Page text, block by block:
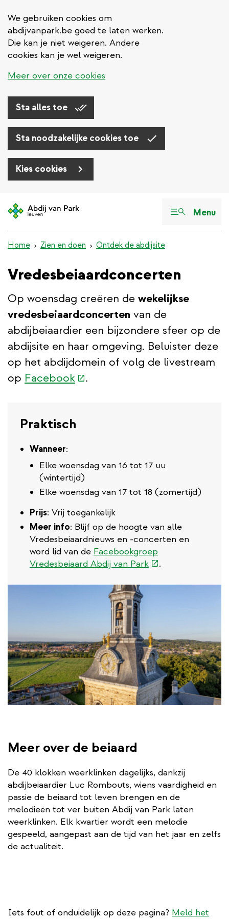
We gebruiken cookies om
abdijvanpark.be goed te laten werken.
Die kan je niet weigeren. Andere
cookies kan je wel weigeren.
Meer over onze cookies
Sta alles toe
Sta noodzakelijke cookies toe
Kies cookies
en
inhoud
Menu
Home Zien en doen Ontdek de abdijsite
Vredesbeiaardconcerten
Op woensdag creëren de wekelijkse
vredesbeiaardconcerten van de
abdijbeiaardier een bijzondere sfeer op de
abdijsite en haar omgeving. Beluister deze
op het abdijdomein of volg de livestream
op Facebook(externe
.
Praktisch
Wanneer:
Elke woensdag van 16 tot 17 uu
(wintertijd)
Elke woensdag van 17 tot 18 (zomertijd)
Prijs: Vrij toegankelijk
Meer info: Blijf op de hoogte van alle
Vredesbeiaardnieuws en -concerten en
word lid van de Facebookgroep
Vredesbeiaard Abdij van Park(externe
.
Meer over de beiaard
De 40 klokken weerklinken dagelijks, dankzij
abdijbeiaardier Luc Rombouts, wiens vaardigheid en
passie de beiaard tot leven brengen en de
melodieën tot ver buiten Abdij van Park laten
weerklinken. Elk kwartier wordt een melodie
gespeeld, aangepast aan de tijd van het jaar en zelfs
de actualiteit.
Iets fout of onduidelijk op deze pagina? Meld het